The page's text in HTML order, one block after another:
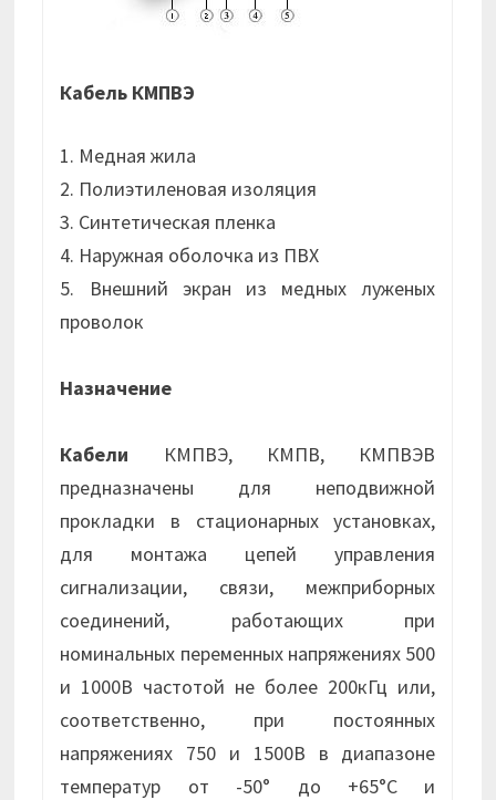
Кабель КМПВЭ
1. Медная жила
2. Полиэтиленовая изоляция
3. Синтетическая пленка
4. Наружная оболочка из ПВХ
5. Внешний экран из медных луженых
проволок
Назначение
Кабели КМПВЭ, КМПВ, КМПВЭВ
предназначены для неподвижной
прокладки в стационарных установках,
для монтажа цепей управления
сигнализации, связи, межприборных
соединений, работающих при
номинальных переменных напряжениях 500
и 1000В частотой не более 200кГц или,
соответственно, при постоянных
напряжениях 750 и 1500В в диапазоне
температур от -50° до +65°С и